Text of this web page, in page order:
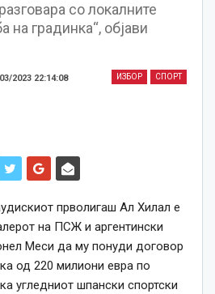
со локалните
на градинка“, објави
ИЗБОР СПОРТ
2023 22:14:08
прволигаш Ал Хилал е
на ПСЖ и аргентински
Меси да му понуди договор
од 220 милиони евра по
угледниот шпански спортски